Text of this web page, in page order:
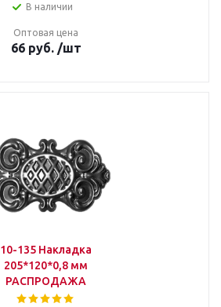
В наличии
Оптовая цена
66руб. /шт
10-135 Накладка
205*120*0,8 мм
РАСПРОДАЖА